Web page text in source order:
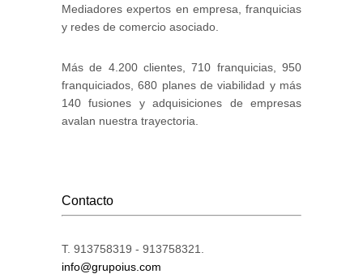
Mediadores expertos en empresa, franquicias
y redes de comercio asociado.
Más de 4.200 clientes, 710 franquicias, 950
franquiciados, 680 planes de viabilidad y más
140 fusiones y adquisiciones de empresas
avalan nuestra trayectoria.
Contacto
T. 913758319 - 913758321.
info@grupoius.com